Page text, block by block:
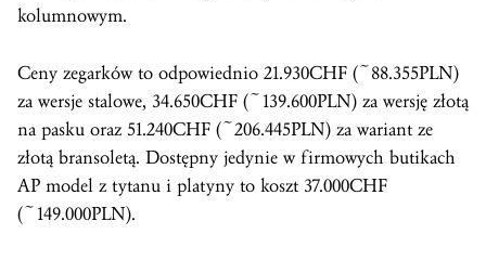
kolumnowym.
Ceny zegarków to odpowiednio 21.930CHF (~88.355PLN)
za wersje stalowe, 34.650CHF (~139.600PLN) za wersję złotą
na pasku oraz 51.240CHF (~206.445PLN) za wariant ze
złotą bransoletą. Dostępny jedynie w firmowych butikach
AP model z tytanu i platyny to koszt 37.000CHF
(~149.000PLN).